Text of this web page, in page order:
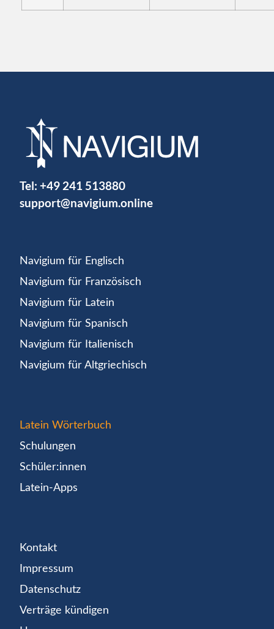
Tel: +49 241 513880
support@navigium.online
Navigium für Englisch
Navigium für Französisch
Navigium für Latein
Navigium für Spanisch
Navigium für Italienisch
Navigium für Altgriechisch
Latein Wörterbuch
Schulungen
Schüler:innen
Latein-Apps
Kontakt
Impressum
Datenschutz
Verträge kündigen